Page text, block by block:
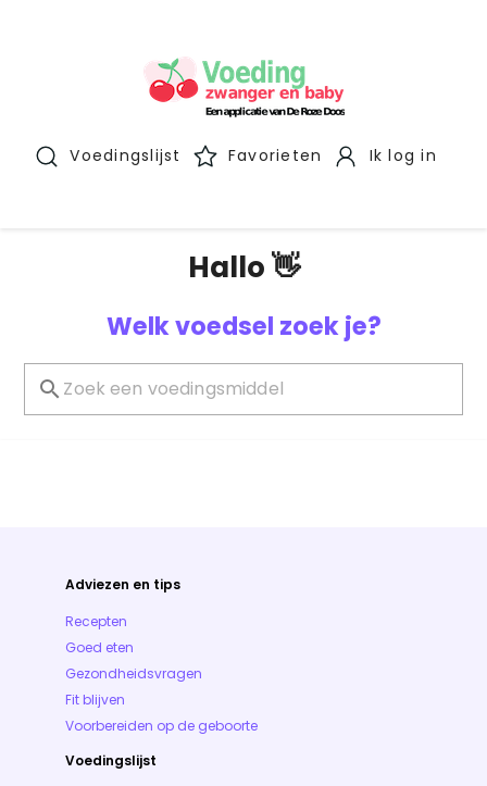
Voedingslijst Favorieten Ik log in
Hallo 👋
Welk voedsel zoek je?
Adviezen en tips
Recepten
Goed eten
Gezondheidsvragen
Fit blijven
Voorbereiden op de geboorte
Voedingslijst